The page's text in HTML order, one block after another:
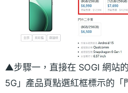
▲步驟一，直接在 SOGI 網站
5G」產品頁點選紅框標示的「